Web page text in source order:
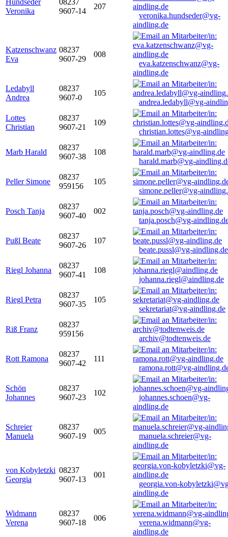
Hundseder
Veronika
08237
9607-14
207
veronika.hundseder@vg-
aindling.de
Katzenschwanz
Eva
08237
9607-29
008
eva.katzenschwanz@vg-
aindling.de
Ledabyll
Andrea
08237
9607-0
105
andrea.ledabyll@vg-
Lottes
Christian
08237
9607-21
109
christian.lottes@vg-
Marb Harald
08237
9607-38
108
harald.marb@vg-
Peller Simone
08237
959156
105
simone.peller@vg-
Posch Tanja
08237
9607-40
002
tanja.posch@vg-
Pußl Beate
08237
9607-26
107
beate.pussl@vg-aindling.de
Riegl Johanna
08237
9607-41
108
johanna.riegl@aindling.de
Riegl Petra
08237
9607-35
105
sekretariat@vg-aindling.de
Riß Franz
08237
959156
archiv@todtenweis.de
Rott Ramona
08237
9607-42
111
ramona.rott@vg-
Schön
Johannes
08237
9607-23
102
johannes.schoen@vg-
aindling.de
Schreier
Manuela
08237
9607-19
005
manuela.schreier@vg-
aindling.de
von Kobyletzki
Georgia
08237
9607-13
001
georgia.von-
aindling.de
Widmann
Verena
08237
9607-18
006
verena.widmann@vg-
aindling.de